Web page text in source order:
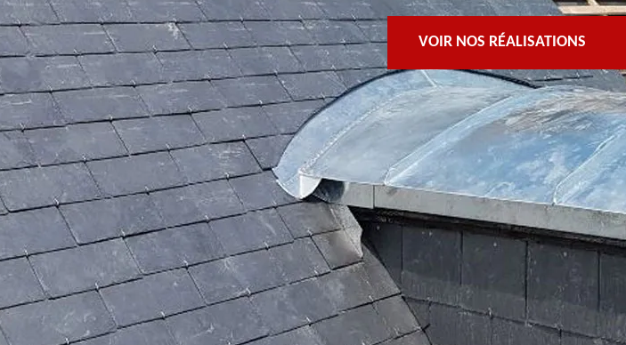
VOIR NOS RÉALISATIONS